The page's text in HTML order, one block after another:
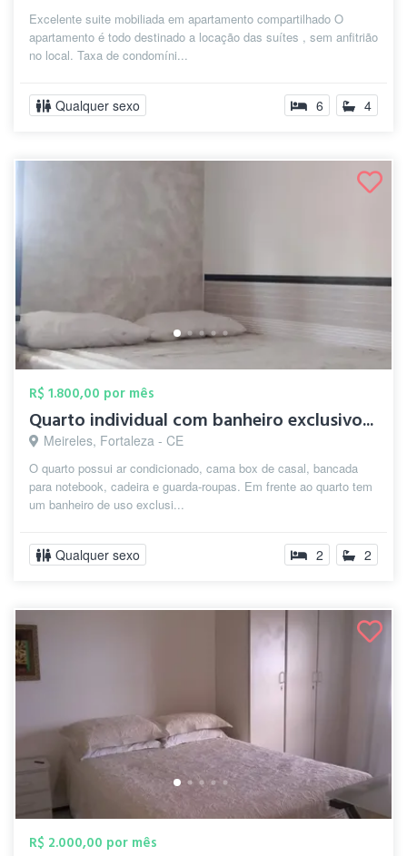
Excelente suite mobiliada em apartamento compartilhado O
apartamento é todo destinado a locação das suítes , sem anfitrião
no local. Taxa de condomíni...
Qualquer sexo 6 4
R$ 1.800,00 por mês
Quarto individual com banheiro exclusivo...
Meireles, Fortaleza - CE
O quarto possui ar condicionado, cama box de casal, bancada
para notebook, cadeira e guarda-roupas. Em frente ao quarto tem
um banheiro de uso exclusi...
Qualquer sexo 2 2
R$ 2.000,00 por mês